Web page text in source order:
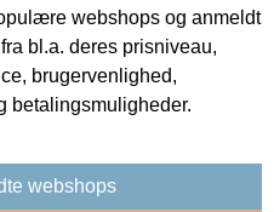
webshops og anmeldt
bl.a. deres prisniveau,
brugervenlighed,
betalingsmuligheder.
webshops